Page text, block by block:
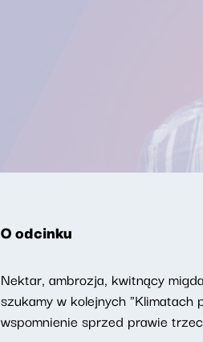
O odcinku
Nektar, ambrozja, kwitnący
szukamy w kolejnych "Klimatach
wspomnienie sprzed prawie